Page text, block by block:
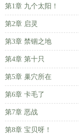
第1章 九个太阳！
第2章 启灵
第3章 禁锢之地
第4章 第十只
第5章 巢穴所在
第6章 卡毛了
第7章 恶战
第8章 宝贝呀！